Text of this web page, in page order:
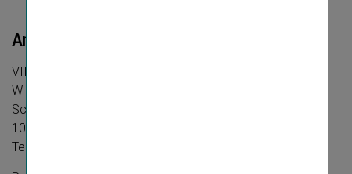
Anschrift
VIENNA INSURANCE GROUP AG
Wiener Versicherung Gruppe
Schottenring 30
1010 Wien
Telefon: